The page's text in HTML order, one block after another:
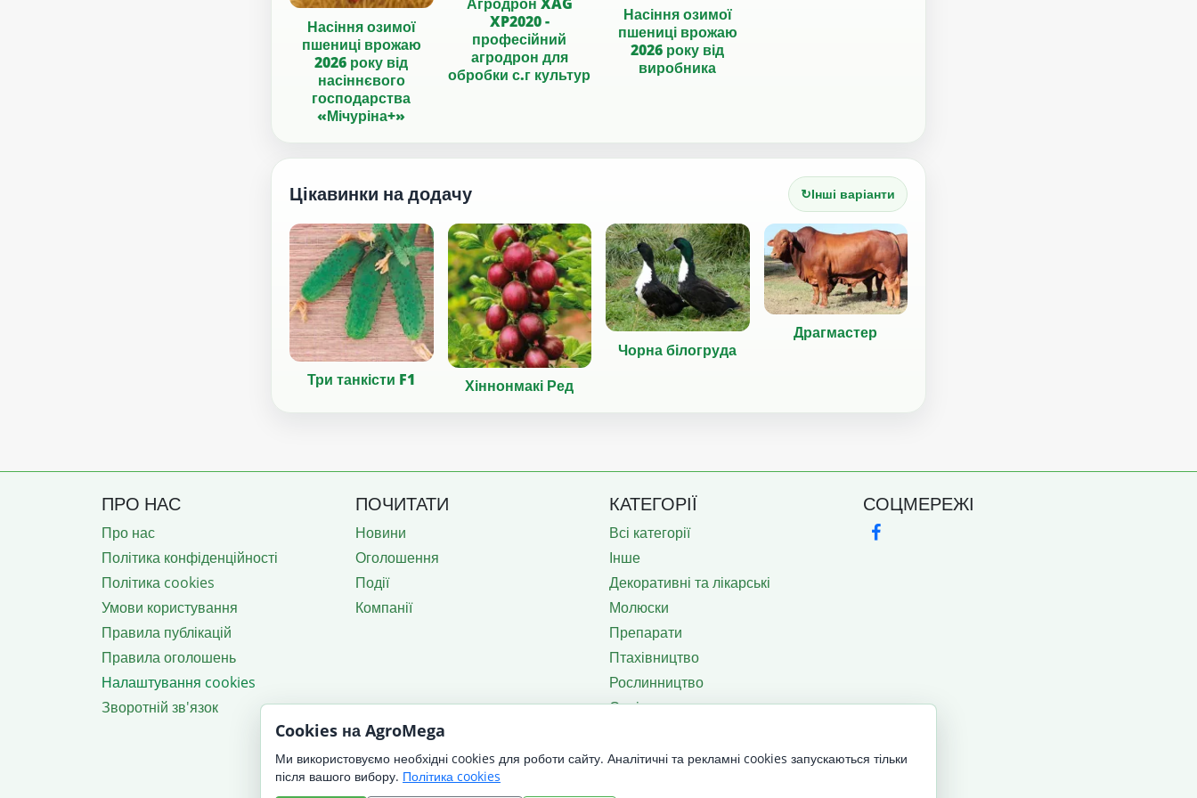
Насіння озимої
пшениці врожаю
2026 року від
насіннєвого
господарства
«Мічуріна+»
XP2020 -
професійний
агродрон для
обробки с.г культур
Насіння озимої
пшениці врожаю
2026 року від
виробника
Цікавинки на додачу ↻Інші варіанти
Три танкісти F1 Хіннонмакі Ред
Чорна білогруда
Драгмастер
ПРО НАС
Про нас
Політика конфіденційності
Політика cookies
Умови користування
Правила публікацій
Правила оголошень
Налаштування cookies
Зворотній зв'язок
ПОЧИТАТИ
Новини
Оголошення
Події
Компанії
КАТЕГОРІЇ
Всі категорії
Інше
Декоративні та лікарські
Молюски
Препарати
Птахівництво
Рослинництво
Садівництво
Техніка
СОЦМЕРЕЖІ
Cookies на AgroMega
Ми використовуємо необхідні cookies для роботи сайту. Аналітичні та рекламні cookies запускаються тільки
після вашого вибору. Політика cookies